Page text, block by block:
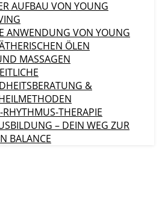
AUFBAU VON YOUNG
ANWENDUNG VON YOUNG
ÖLEN
MASSAGEN
&
RHYTHMUS-THERAPIE
– DEIN WEG ZUR
BALANCE